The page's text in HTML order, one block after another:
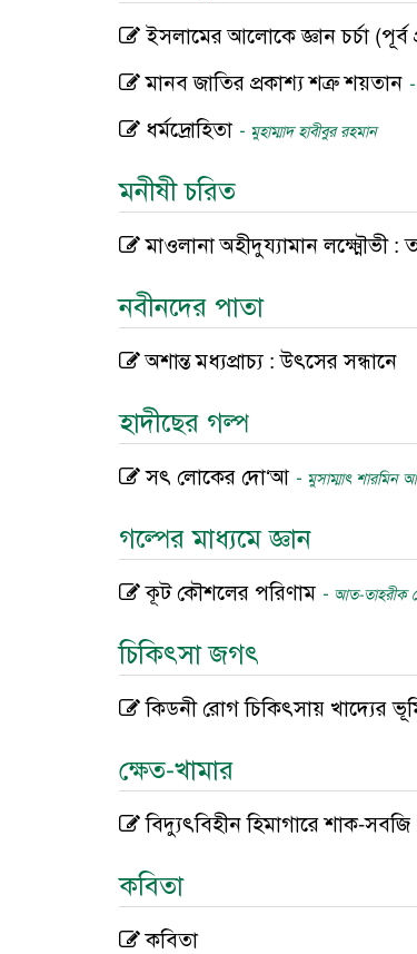
ইসলামের আলোকে জ্ঞান চর্চা (পূর্ব
মানব জাতির প্রকাশ্য শত্রু শয়তান -
ধর্মদ্রোহিতা - মুহাম্মাদ হাবীবুর রহমান
মনীষী চরিত
মাওলানা অহীদুয্যামান লক্ষ্মৌভী :
নবীনদের পাতা
অশান্ত মধ্যপ্রাচ্য : উৎসের সন্ধানে
হাদীছের গল্প
সৎ লোকের দো‘আ - মুসাম্মাৎ শারমিন
গল্পের মাধ্যমে জ্ঞান
কূট কৌশলের পরিণাম - আত-তাহরীক
চিকিৎসা জগৎ
কিডনী রোগ চিকিৎসায় খাদ্যের
ক্ষেত-খামার
বিদ্যুৎবিহীন হিমাগারে শাক-
কবিতা
কবিতা